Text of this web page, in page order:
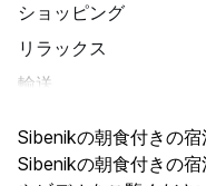
ショッピング
リラックス
輸送
文化
Sibenikの朝食付きの宿
Sibenikの朝食付きの